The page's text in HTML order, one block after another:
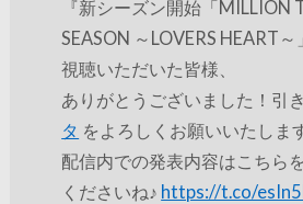
『新シーズン開始「MILLION
SEASON ～LOVERS HEART
視聴いただいた皆様、
ありがとうございました！引
タ をよろしくお願いいたしま
配信内での発表内容はこちら
くださいね♪ https://t.co/